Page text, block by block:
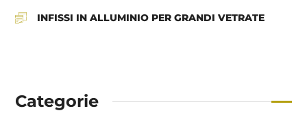
INFISSI IN ALLUMINIO PER GRANDI VETRATE
Categorie